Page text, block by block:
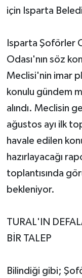
için Isparta
Isparta Şoförler
Odası'nın söz
Meclisi'nin imar
konulu gündem
alındı. Meclisin
ağustos ayı ilk
havale edilen
hazırlayacağı
toplantısında
bekleniyor.
TURAL'IN
BİR TALEP
Bilindiği gibi;
Teknoloji
Yerel
Künye